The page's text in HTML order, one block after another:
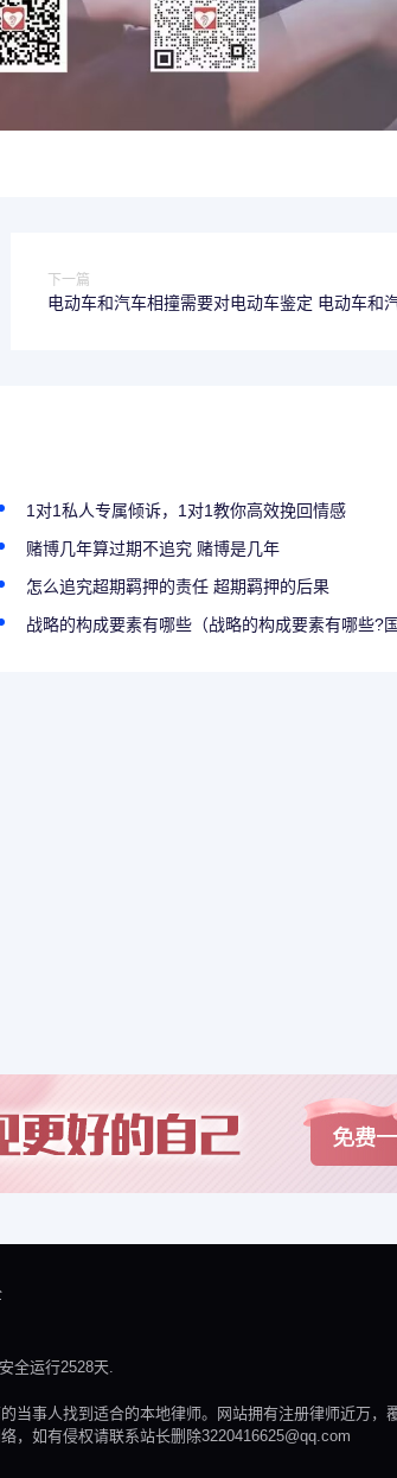
下一篇
电动车和汽车相撞需要对电动车鉴定 电动车和
1对1私人专属倾诉，1对1教你高效挽回情感
赌博几年算过期不追究 赌博是几年
怎么追究超期羁押的责任 超期羁押的后果
战略的构成要素有哪些（战略的构成要素有哪些?国
安全运行2528天.
事人找到适合的本地律师。网站拥有注册律师近万，
，如有侵权请联系站长删除3220416625@qq.com